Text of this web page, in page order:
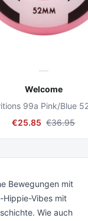
Welcome
€25.85 €36.95
Bewegungen mit
Hippie-Vibes mit
Wie auch